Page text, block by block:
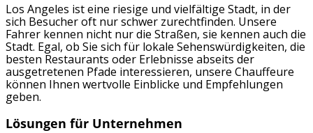
Los Angeles ist eine riesige und vielfältige Stadt, in der
sich Besucher oft nur schwer zurechtfinden. Unsere
Fahrer kennen nicht nur die Straßen, sie kennen auch die
Stadt. Egal, ob Sie sich für lokale Sehenswürdigkeiten, die
besten Restaurants oder Erlebnisse abseits der
ausgetretenen Pfade interessieren, unsere Chauffeure
können Ihnen wertvolle Einblicke und Empfehlungen
geben.
Lösungen für Unternehmen